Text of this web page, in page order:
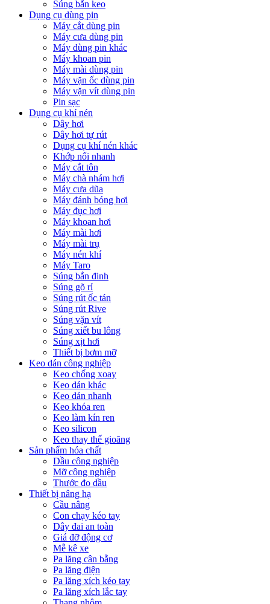
Súng bắn keo
Dụng cụ dùng pin
Máy cắt dùng pin
Máy cưa dùng pin
Máy dùng pin khác
Máy khoan pin
Máy mài dùng pin
Máy vặn ốc dùng pin
Máy vặn vít dùng pin
Pin sạc
Dụng cụ khí nén
Dây hơi
Dây hơi tự rút
Dụng cụ khí nén khác
Khớp nối nhanh
Máy cắt tôn
Máy chà nhám hơi
Máy cưa dũa
Máy đánh bóng hơi
Máy đục hơi
Máy khoan hơi
Máy mài hơi
Máy mài trụ
Máy nén khí
Máy Taro
Súng bắn đinh
Súng gõ rỉ
Súng rút ốc tán
Súng rút Rive
Súng vặn vít
Súng xiết bu lông
Súng xịt hơi
Thiết bị bơm mỡ
Keo dán công nghiệp
Keo chống xoay
Keo dán khác
Keo dán nhanh
Keo khóa ren
Keo làm kín ren
Keo silicon
Keo thay thế gioăng
Sản phẩm hóa chất
Dầu công nghiệp
Mỡ công nghiệp
Thước đo dầu
Thiết bị nâng hạ
Cầu nâng
Con chạy kéo tay
Dây đai an toàn
Giá đỡ động cơ
Mễ kê xe
Pa lăng cân bằng
Pa lăng điện
Pa lăng xích kéo tay
Pa lăng xích lắc tay